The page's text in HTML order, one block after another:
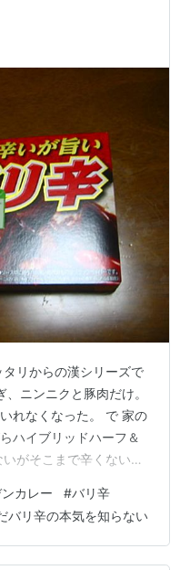
リからの漢シリーズで
ニンニクと豚肉だけ。
れなくなった。 で 家の
ハイブリッドハーフ＆
がそこまで辛くないと
想像通りの中辛。ひと
さが増すほどうま味は
の味としては中辛だけ
カレー #バリ辛
バリ辛の本気を知らない